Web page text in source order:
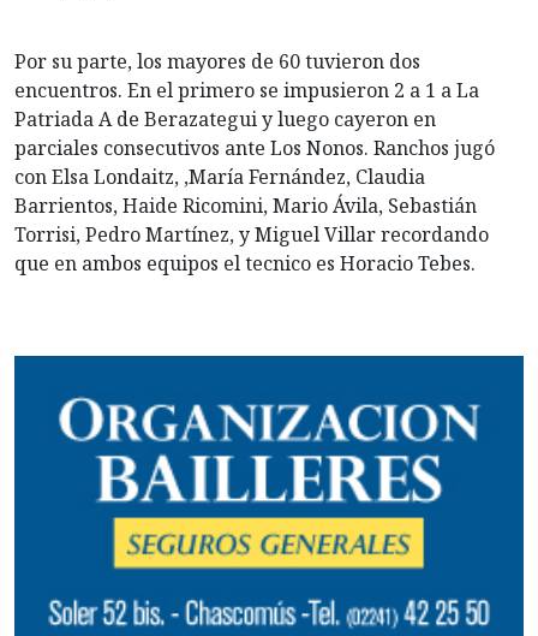
Por su parte, los mayores de 60 tuvieron dos
encuentros. En el primero se impusieron 2 a 1 a La
Patriada A de Berazategui y luego cayeron en
parciales consecutivos ante Los Nonos. Ranchos jugó
con Elsa Londaitz, ,María Fernández, Claudia
Barrientos, Haide Ricomini, Mario Ávila, Sebastián
Torrisi, Pedro Martínez, y Miguel Villar recordando
que en ambos equipos el tecnico es Horacio Tebes.